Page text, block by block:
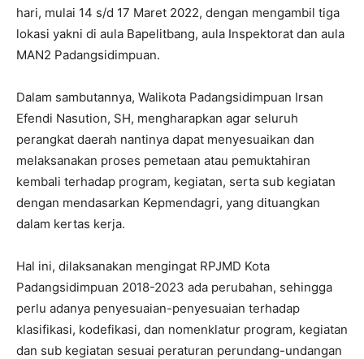
hari, mulai 14 s/d 17 Maret 2022, dengan mengambil tiga
lokasi yakni di aula Bapelitbang, aula Inspektorat dan aula
MAN2 Padangsidimpuan.
Dalam sambutannya, Walikota Padangsidimpuan Irsan
Efendi Nasution, SH, mengharapkan agar seluruh
perangkat daerah nantinya dapat menyesuaikan dan
melaksanakan proses pemetaan atau pemuktahiran
kembali terhadap program, kegiatan, serta sub kegiatan
dengan mendasarkan Kepmendagri, yang dituangkan
dalam kertas kerja.
Hal ini, dilaksanakan mengingat RPJMD Kota
Padangsidimpuan 2018-2023 ada perubahan, sehingga
perlu adanya penyesuaian-penyesuaian terhadap
klasifikasi, kodefikasi, dan nomenklatur program, kegiatan
dan sub kegiatan sesuai peraturan perundang-undangan